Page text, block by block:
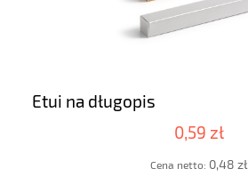
Etui na długopis
0,59 zł
Cena netto: 0,48 zł